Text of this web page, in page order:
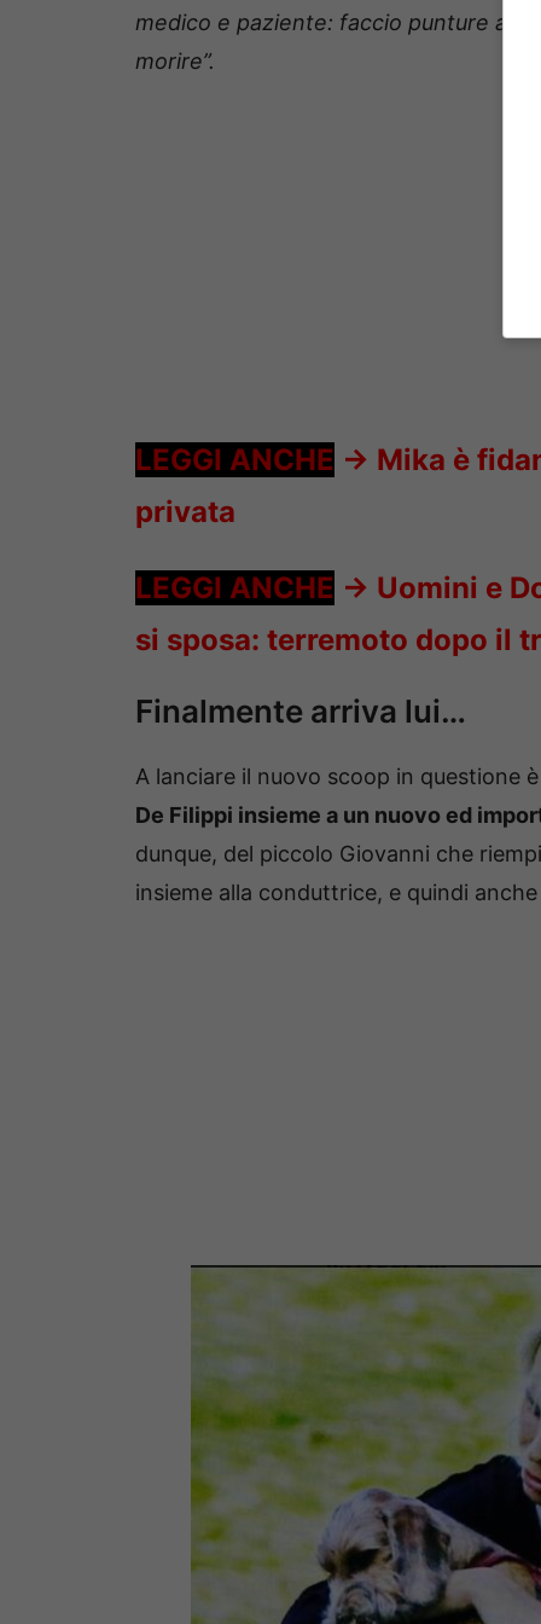
medico e paziente: faccio punture
morire”.
LEGGI ANCHE -> Mika è
privata
LEGGI ANCHE -> Uomini e
si sposa: terremoto dopo il
Finalmente arriva lui…
A lanciare il nuovo scoop in questione
De Filippi insieme a un nuovo ed
dunque, del piccolo Giovanni che
insieme alla conduttrice, e quindi